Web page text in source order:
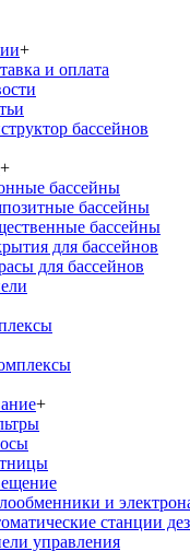
+
и оплата
бассейнов
+
бассейны
бассейны
бассейны
для бассейнов
для бассейнов
+
и
станции
управления